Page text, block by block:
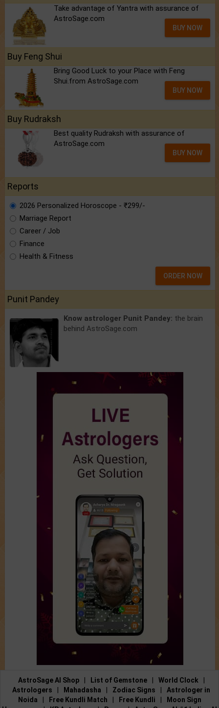
Take advantage of Yantra with assurance of
AstroSage.com
BUY NOW
Buy Feng Shui
Bring Good Luck to your Place with Feng
Shui.from AstroSage.com
BUY NOW
Buy Rudraksh
Best quality Rudraksh with assurance of
AstroSage.com
BUY NOW
Reports
2026 Personalized Horoscope - ₹299/-
Marriage Report
Career / Job
Finance
Health & Fitness
ORDER NOW
Punit Pandey
Know astrologer Punit Pandey: the brain
behind AstroSage.com
AstroSage AI Shop List of Gemstone World Clock
Astrologers
Mahadasha Zodiac Signs
Astrologer in
Noida
Free Kundli Match Free Kundli
Moon Sign